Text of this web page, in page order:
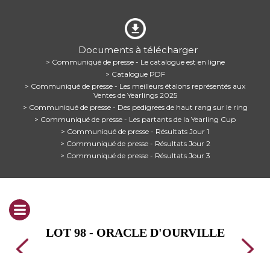
Documents à télécharger
> Communiqué de presse - Le catalogue est en ligne
> Catalogue PDF
> Communiqué de presse - Les meilleurs étalons représentés aux
Ventes de Yearlings 2025
> Communiqué de presse - Des pedigrees de haut rang sur le ring
> Communiqué de presse - Les partants de la Yearling Cup
> Communiqué de presse - Résultats Jour 1
> Communiqué de presse - Résultats Jour 2
> Communiqué de presse - Résultats Jour 3
LOT 98 - ORACLE D'OURVILLE